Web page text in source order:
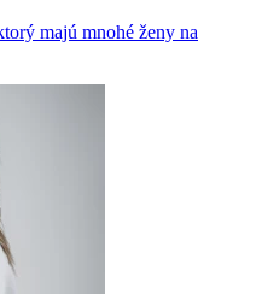
majú mnohé ženy na